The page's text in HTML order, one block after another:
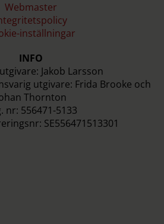
Webmaster
inställningar
INFO
Jakob Larsson
utgivare: Frida Brooke och
Thornton
nr: 556471-5133
SE556471513301